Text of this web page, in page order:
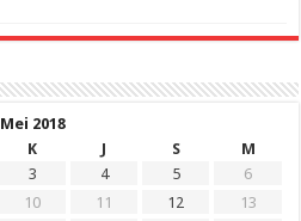
Mei 2018
K J S
M
3 4 5
6
10 11 12
13